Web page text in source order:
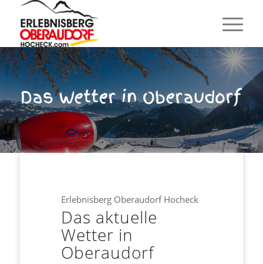
Das Wetter in Oberaudorf
Erlebnisberg Oberaudorf Hocheck
Das aktuelle
Wetter in
Oberaudorf